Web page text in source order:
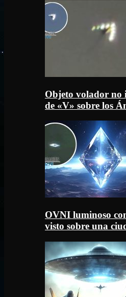
Objeto volador no
de «V» sobre los
OVNI luminoso
visto sobre una